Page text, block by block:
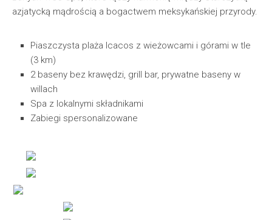
azjatycką mądrością a bogactwem meksykańskiej przyrody.
Piaszczysta plaża Icacos z wieżowcami i górami w tle
(3 km)
2 baseny bez krawędzi, grill bar, prywatne baseny w
willach
Spa z lokalnymi składnikami
Zabiegi spersonalizowane